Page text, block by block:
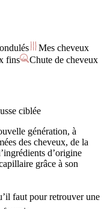
Mes cheveux
fins Chute de cheveux
ciblée
génération, à
des cheveux, de la
d’origine
grâce à son
faut pour retrouver une